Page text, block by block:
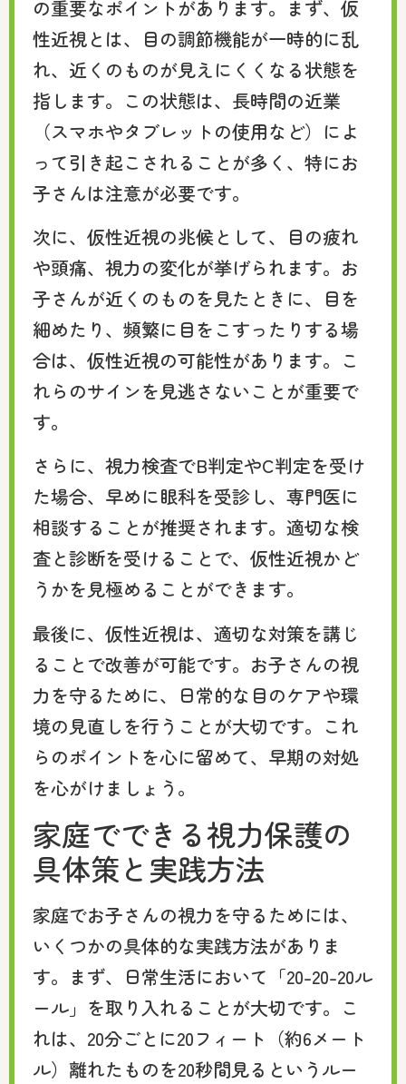
の重要なポイントがあります。まず、仮
性近視とは、目の調節機能が一時的に乱
れ、近くのものが見えにくくなる状態を
指します。この状態は、長時間の近業
（スマホやタブレットの使用など）によ
って引き起こされることが多く、特にお
子さんは注意が必要です。
次に、仮性近視の兆候として、目の疲れ
や頭痛、視力の変化が挙げられます。お
子さんが近くのものを見たときに、目を
細めたり、頻繁に目をこすったりする場
合は、仮性近視の可能性があります。こ
れらのサインを見逃さないことが重要で
す。
さらに、視力検査でB判定やC判定を受け
た場合、早めに眼科を受診し、専門医に
相談することが推奨されます。適切な検
査と診断を受けることで、仮性近視かど
うかを見極めることができます。
最後に、仮性近視は、適切な対策を講じ
ることで改善が可能です。お子さんの視
力を守るために、日常的な目のケアや環
境の見直しを行うことが大切です。これ
らのポイントを心に留めて、早期の対処
を心がけましょう。
家庭でできる視力保護の
具体策と実践方法
家庭でお子さんの視力を守るためには、
いくつかの具体的な実践方法がありま
す。まず、日常生活において「20-20-20ル
ール」を取り入れることが大切です。こ
れは、20分ごとに20フィート（約6メート
ル）離れたものを20秒間見るというルー